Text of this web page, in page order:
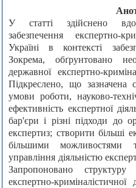
У статті здійснено
забезпечення експертно-
Україні в контексті
Зокрема, обґрунтовано
державної експертно-
Підкреслено, що зазначена
умови роботи, науково-
ефективність експертної
бар'єри і різні підходи до
експертиз; створити більші
більшими можливостями
управління діяльністю
Запропоновано
експертно-